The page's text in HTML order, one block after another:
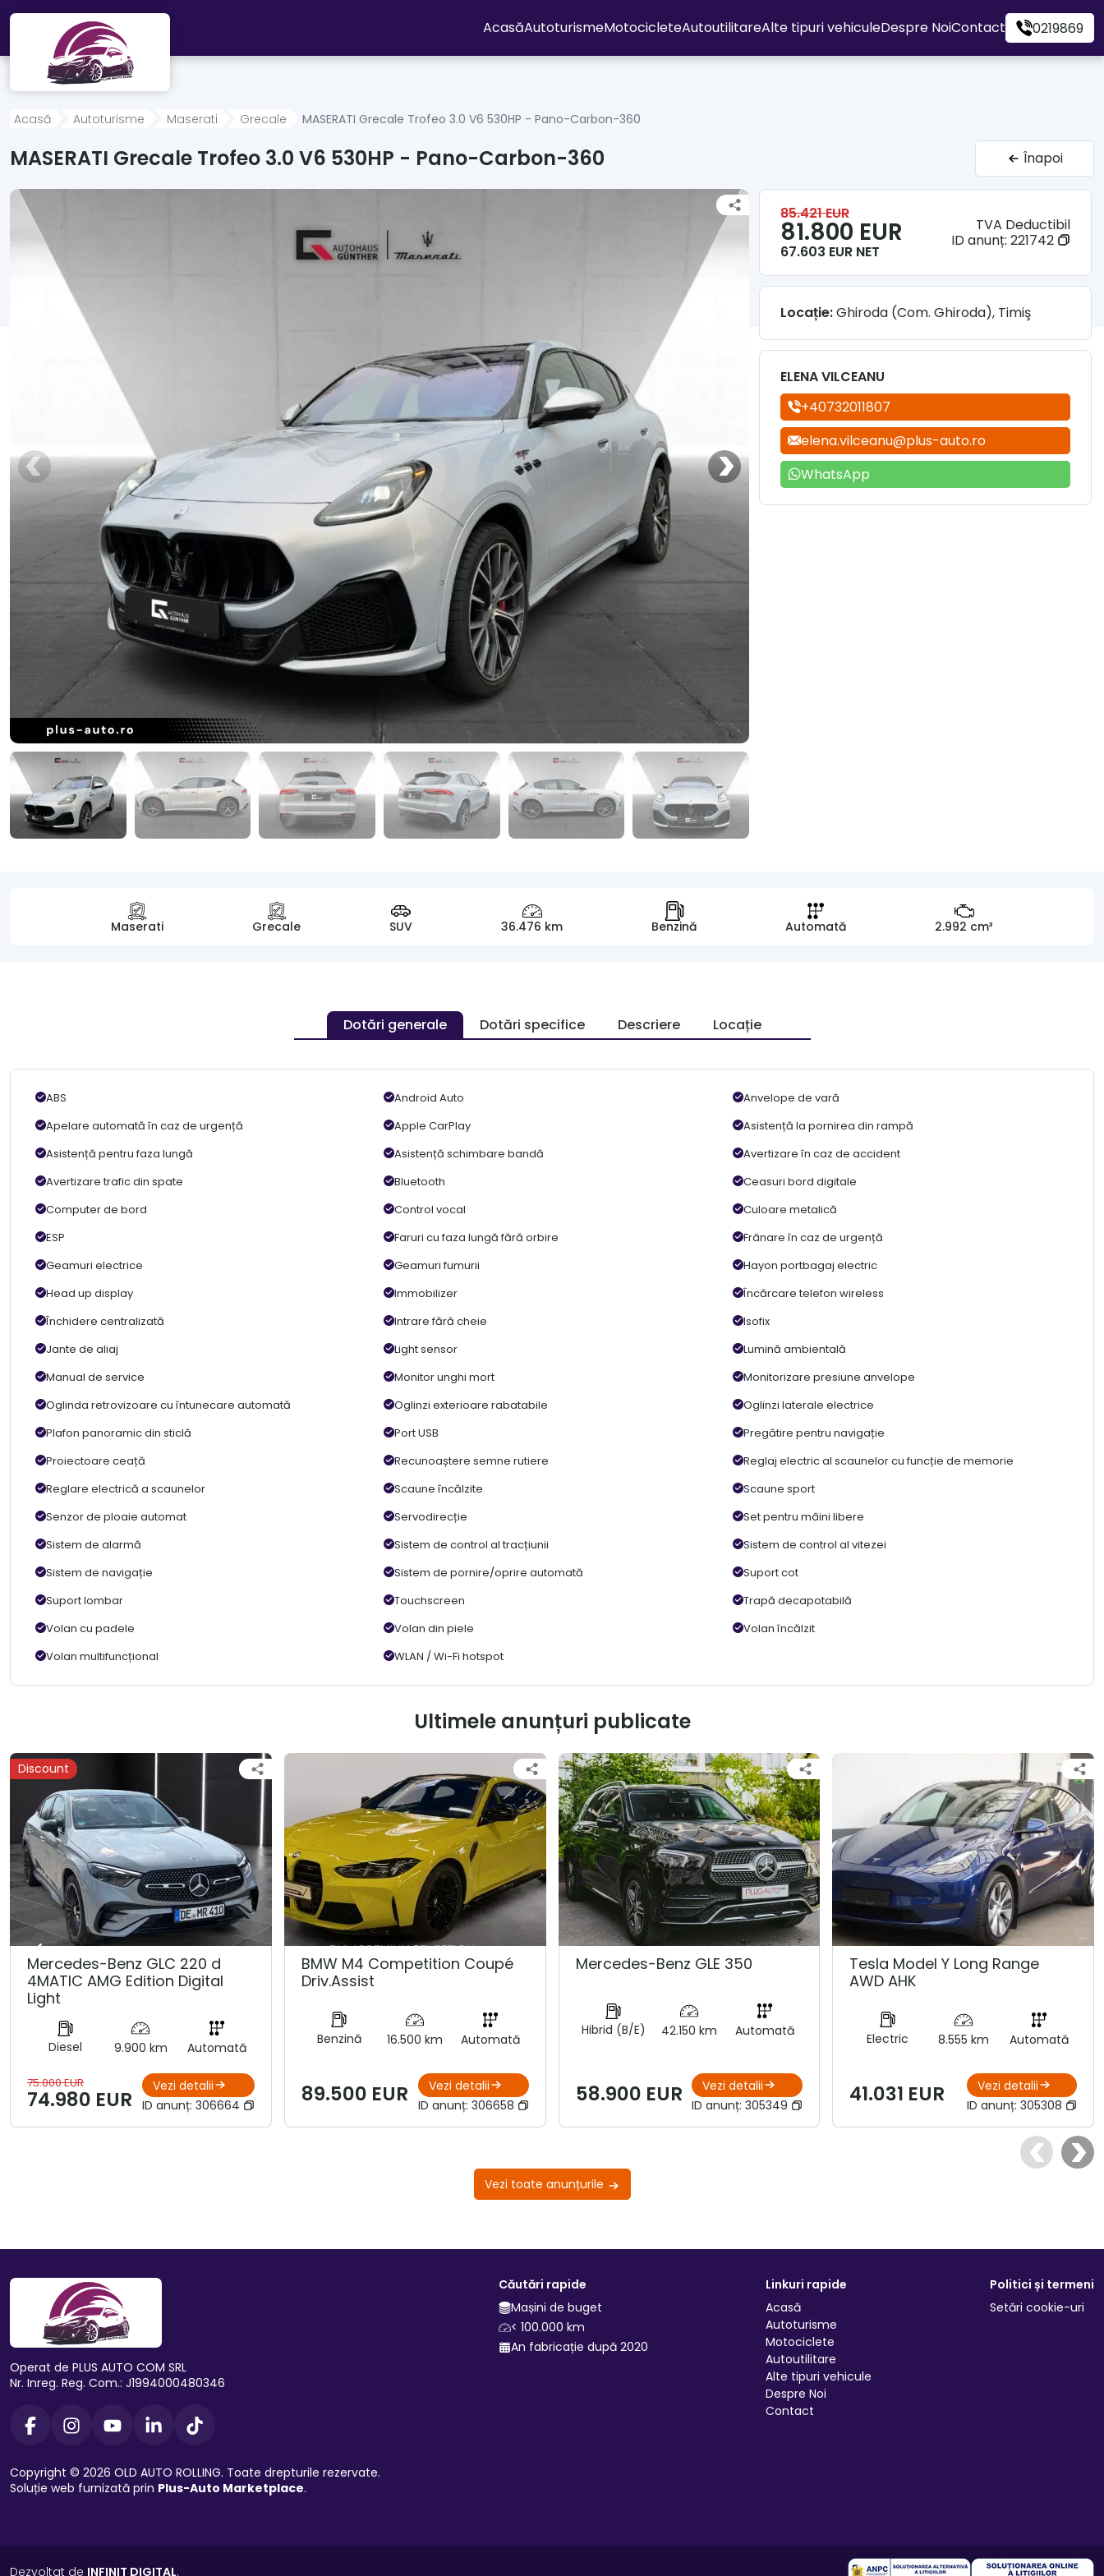
Mergi direct la conținutul principal
AcasăAutoturismeMotocicleteAutoutilitareAlte tipuri vehiculeDespre NoiContact 0219869
Acasă Autoturisme Maserati Grecale MASERATI Grecale Trofeo 3.0 V6 530HP - Pano-Carbon-360
MASERATI Grecale Trofeo 3.0 V6 530HP - Pano-Carbon-360 Înapoi
Maserati Grecale SUV 36.476 km Benzină Automată 2.992 cm³
Dotări generale Dotări specifice Descriere Locație
ABS Android Auto
Anvelope de vară
Apelare automată în caz de urgență
Apple CarPlay
Asistență la pornirea din rampă
Asistență pentru faza lungă
Asistență schimbare bandă
Avertizare în caz de accident
Avertizare trafic din spate
Bluetooth
Ceasuri bord digitale
Computer de bord
Control vocal
Culoare metalică
ESP
Faruri cu faza lungă fără orbire
Frânare în caz de urgență
Geamuri electrice
Geamuri fumurii
Hayon portbagaj electric
Head up display
Immobilizer
Încărcare telefon wireless
Închidere centralizată
Intrare fără cheie
Isofix
Jante de aliaj
Light sensor
Lumină ambientală
Manual de service
Monitor unghi mort
Monitorizare presiune anvelope
Oglinda retrovizoare cu întunecare automată
Oglinzi exterioare rabatabile
Oglinzi laterale electrice
Plafon panoramic din sticlă
Port USB
Pregătire pentru navigație
Proiectoare ceață
Recunoaștere semne rutiere
Reglaj electric al scaunelor cu funcție de memorie
Reglare electrică a scaunelor
Scaune încălzite
Scaune sport
Senzor de ploaie automat
Servodirecție
Set pentru mâini libere
Sistem de alarmă
Sistem de control al tracțiunii
Sistem de control al vitezei
Sistem de navigație
Sistem de pornire/oprire automată
Suport cot
Suport lombar
Touchscreen
Trapă decapotabilă
Volan cu padele
Volan din piele
Volan încălzit
Volan multifuncțional
WLAN / Wi-Fi hotspot
85.421 EUR
81.800 EUR
67.603 EUR NET
TVA Deductibil
ID anunț: 221742
Locație:Ghiroda (Com. Ghiroda), Timiş
ELENA VILCEANU
+40732011807
elena.vilceanu@plus-auto.ro
WhatsApp
Ultimele anunțuri publicate
Discount
Mercedes-Benz GLC 220 d
4MATIC AMG Edition Digital
Light
Diesel 9.900 km Automată
75.000 EUR
74.980 EUR
Vezi detalii
ID anunț: 306664
BMW M4 Competition Coupé
Driv.Assist
Benzină 16.500 km Automată
89.500 EUR
Vezi detalii
ID anunț: 306658
Mercedes-Benz GLE 350
Hibrid (B/E) 42.150 km Automată
58.900 EUR
Vezi detalii
ID anunț:305349
Tesla Model Y Long Range
AWD AHK
Electric 8.555 km Automată
41.031 EUR
Vezi detalii
ID anunț: 305308
Vezi toate anunțurile
Operat de PLUS AUTO COM SRL
Nr. Inreg. Reg. Com.: J1994000480346
Copyright © 2026 OLD AUTO ROLLING. Toate drepturile rezervate.
Soluție web furnizată prin Plus-Auto Marketplace.
Căutări rapide
Mașini de buget
< 100.000 km
An fabricație după 2020
Linkuri rapide
Acasă
Autoturisme
Motociclete
Autoutilitare
Alte tipuri vehicule
Despre Noi
Contact
Politici și termeni
Setări cookie-uri
Dezvoltat de INFINIT DIGITAL.